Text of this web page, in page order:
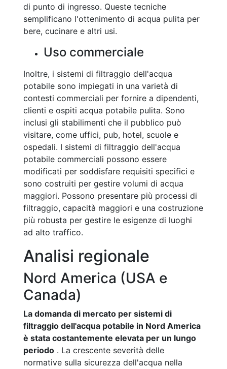
di punto di ingresso. Queste tecniche
semplificano l'ottenimento di acqua pulita per
bere, cucinare e altri usi.
Uso commerciale
Inoltre, i sistemi di filtraggio dell'acqua
potabile sono impiegati in una varietà di
contesti commerciali per fornire a dipendenti,
clienti e ospiti acqua potabile pulita. Sono
inclusi gli stabilimenti che il pubblico può
visitare, come uffici, pub, hotel, scuole e
ospedali. I sistemi di filtraggio dell'acqua
potabile commerciali possono essere
modificati per soddisfare requisiti specifici e
sono costruiti per gestire volumi di acqua
maggiori. Possono presentare più processi di
filtraggio, capacità maggiori e una costruzione
più robusta per gestire le esigenze di luoghi
ad alto traffico.
Analisi regionale
Nord America (USA e
Canada)
La domanda di mercato per sistemi di
filtraggio dell'acqua potabile in Nord America
è stata costantemente elevata per un lungo
periodo . La crescente severità delle
normative sulla sicurezza dell'acqua nella